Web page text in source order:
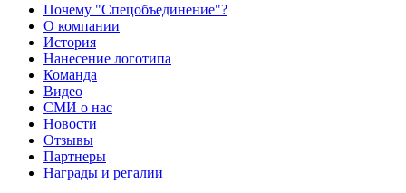
Почему "Спецобъединение"?
О компании
История
Нанесение логотипа
Команда
Видео
СМИ о нас
Новости
Отзывы
Партнеры
Награды и регалии